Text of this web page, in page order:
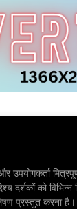
दर्शकों को विभिन्न
प्रस्तुत करना है।